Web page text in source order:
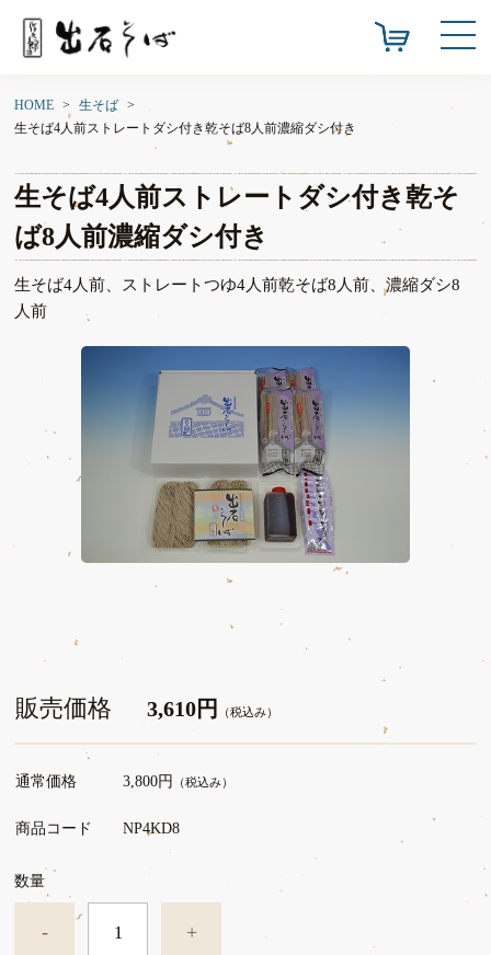
HOME
生そば
生そば4人前ストレートダシ付き乾そば8人前濃縮ダシ付き
生そば4人前ストレートダシ付き乾そ
ば8人前濃縮ダシ付き
生そば4人前、ストレートつゆ4人前乾そば8人前、濃縮ダシ8
人前
販売価格 3,610円 （税込み）
通常価格 3,800円 （税込み）
商品コード NP4KD8
数量
- +